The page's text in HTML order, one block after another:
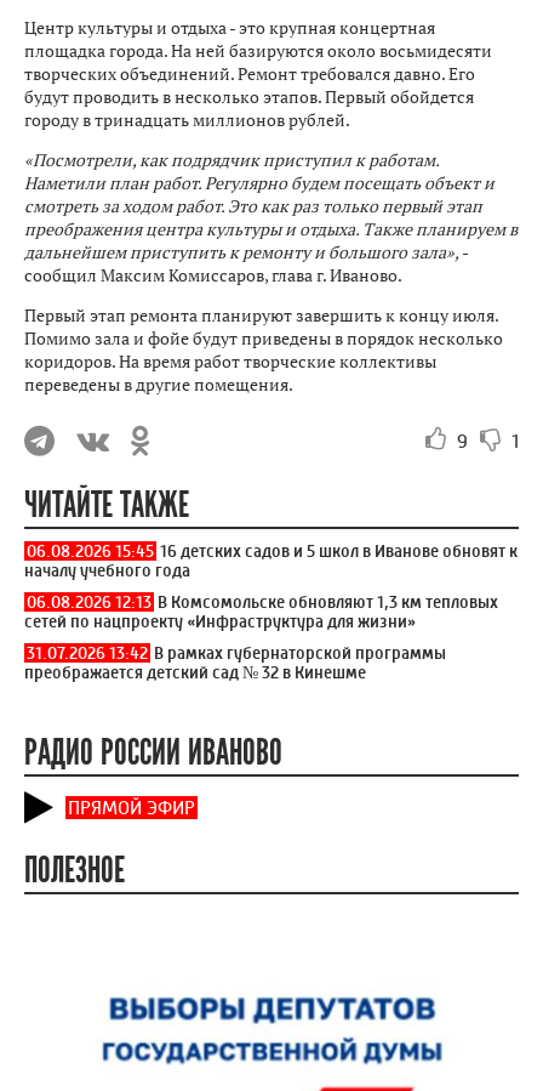
Центр культуры и отдыха - это крупная концертная
площадка города. На ней базируются около восьмидесяти
творческих объединений. Ремонт требовался давно. Его
будут проводить в несколько этапов. Первый обойдется
городу в тринадцать миллионов рублей.
«Посмотрели, как подрядчик приступил к работам.
Наметили план работ. Регулярно будем посещать объект и
смотреть за ходом работ. Это как раз только первый этап
преображения центра культуры и отдыха. Также планируем в
дальнейшем приступить к ремонту и большого зала», -
сообщил Максим Комиссаров, глава г. Иваново.
Первый этап ремонта планируют завершить к концу июля.
Помимо зала и фойе будут приведены в порядок несколько
коридоров. На время работ творческие коллективы
переведены в другие помещения.
9 1
ЧИТАЙТЕ ТАКЖЕ
06.08.2026 15:45 16 детских садов и 5 школ в Иванове обновят к
началу учебного года
06.08.2026 12:13 В Комсомольске обновляют 1,3 км тепловых
сетей по нацпроекту «Инфраструктура для жизни»
31.07.2026 13:42 В рамках губернаторской программы
преображается детский сад № 32 в Кинешме
РАДИО РОССИИ ИВАНОВО
ПРЯМОЙ ЭФИР
ПОЛЕЗНОЕ